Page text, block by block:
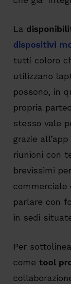
La
dispositivi
tutti coloro
utilizzano
possono, in
propria
stesso vale
grazie
riunioni con
brevissimi
commerciale
parlare con
in sedi
Per
come tool